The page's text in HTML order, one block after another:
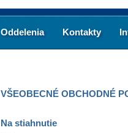
Oddelenia Kontakty
VŠEOBECNÉ OBCHODNÉ
Na stiahnutie